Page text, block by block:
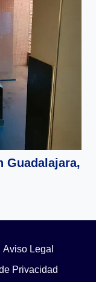
Guadalajara,
Aviso Legal
Privacidad